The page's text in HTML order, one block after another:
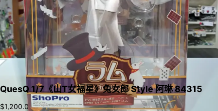
QuesQ 1/7《山T女福星》兔女郎 Style 阿琳 84315
$1,200.0